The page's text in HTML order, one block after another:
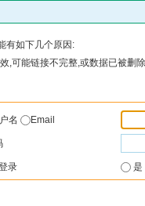
有如下几个原因:
,可能链接不完整,或数据已被删
名
Email
录